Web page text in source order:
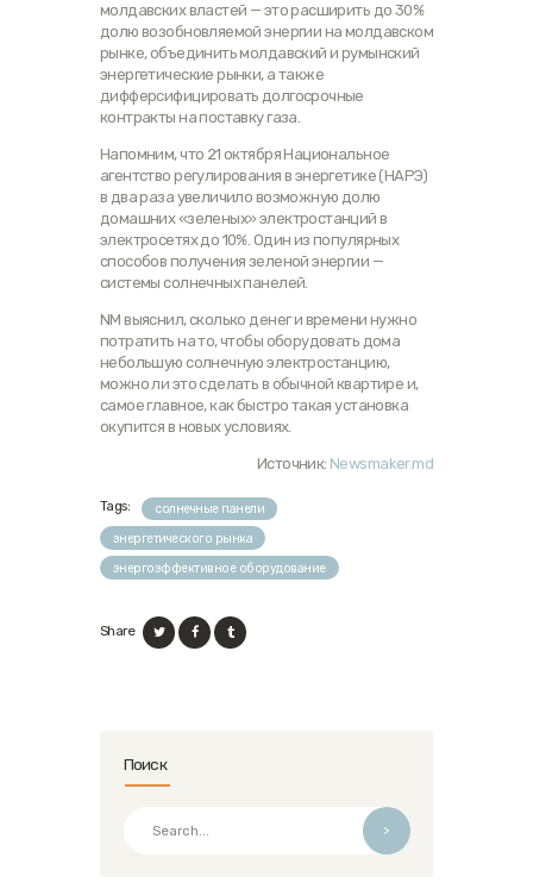
молдавских властей — это расширить до 30%
долю возобновляемой энергии на молдавском
рынке, объединить молдавский и румынский
энергетические рынки, а также
дифферсифицировать долгосрочные
контракты на поставку газа.
Напомним, что 21 октября Национальное
агентство регулирования в энергетике (НАРЭ)
в два раза увеличило возможную долю
домашних «зеленых» электростанций в
электросетях до 10%. Один из популярных
способов получения зеленой энергии —
системы солнечных панелей.
NM выяснил, сколько денег и времени нужно
потратить на то, чтобы оборудовать дома
небольшую солнечную электростанцию,
можно ли это сделать в обычной квартире и,
самое главное, как быстро такая установка
окупится в новых условиях.
Источник: Newsmaker.md
Tags:
солнечные панели
энергетического рынка
энергоэффективное оборудование
Share
Поиск
>